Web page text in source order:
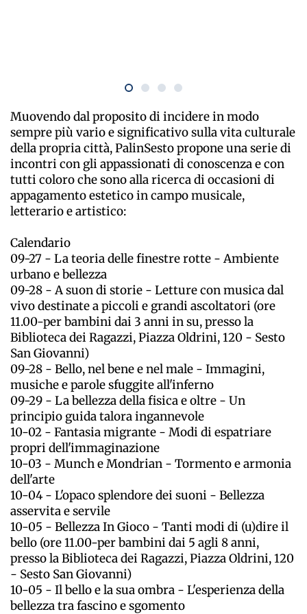
Muovendo dal proposito di incidere in modo
sempre più vario e significativo sulla vita culturale
della propria città, PalinSesto propone una serie di
incontri con gli appassionati di conoscenza e con
tutti coloro che sono alla ricerca di occasioni di
appagamento estetico in campo musicale,
letterario e artistico:
Calendario
09-27 - La teoria delle finestre rotte - Ambiente
urbano e bellezza
09-28 - A suon di storie - Letture con musica dal
vivo destinate a piccoli e grandi ascoltatori (ore
11.00-per bambini dai 3 anni in su, presso la
Biblioteca dei Ragazzi, Piazza Oldrini, 120 - Sesto
San Giovanni)
09-28 - Bello, nel bene e nel male - Immagini,
musiche e parole sfuggite all'inferno
09-29 - La bellezza della fisica e oltre - Un
principio guida talora ingannevole
10-02 - Fantasia migrante - Modi di espatriare
propri dell'immaginazione
10-03 - Munch e Mondrian - Tormento e armonia
dell'arte
10-04 - L'opaco splendore dei suoni - Bellezza
asservita e servile
10-05 - Bellezza In Gioco - Tanti modi di (u)dire il
bello (ore 11.00-per bambini dai 5 agli 8 anni,
presso la Biblioteca dei Ragazzi, Piazza Oldrini, 120
- Sesto San Giovanni)
10-05 - Il bello e la sua ombra - L'esperienza della
bellezza tra fascino e sgomento